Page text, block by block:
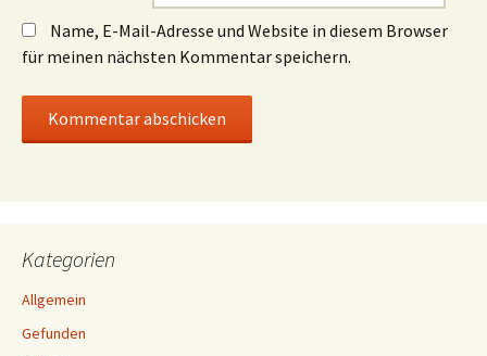
Name, E-Mail-Adresse und Website in diesem Browser
für meinen nächsten Kommentar speichern.
Kategorien
Allgemein
Gefunden